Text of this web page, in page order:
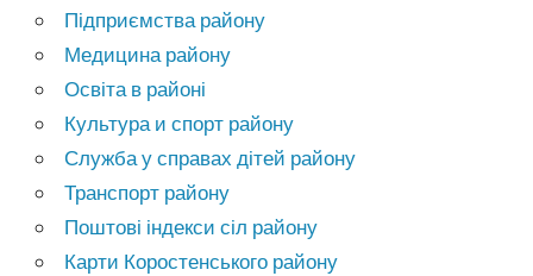
Підприємства району
Медицина району
Освіта в районі
Культура и спорт району
Служба у справах дітей району
Транспорт району
Поштові індекси сіл району
Карти Коростенського району